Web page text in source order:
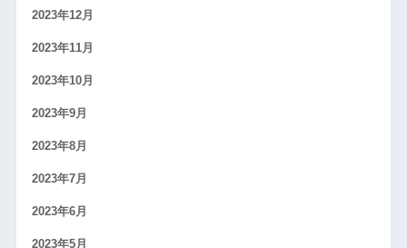
2023年12月
2023年11月
2023年10月
2023年9月
2023年8月
2023年7月
2023年6月
2023年5月